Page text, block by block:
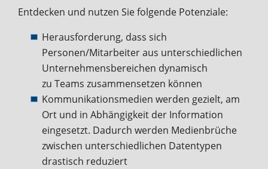
Entdecken und nutzen Sie folgende Potenziale:
Herausforderung, dass sich
Personen/Mitarbeiter aus unterschiedlichen
Unternehmensbereichen dynamisch
zu Teams zusammensetzen können
Kommunikationsmedien werden gezielt, am
Ort und in Abhängigkeit der Information
eingesetzt. Dadurch werden Medienbrüche
zwischen unterschiedlichen Datentypen
drastisch reduziert